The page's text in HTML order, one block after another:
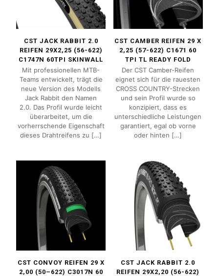
CST JACK RABBIT 2.0
REIFEN 29X2,25 (56-622)
C1747N 60TPI SKINWALL
Mit professionellen MTB-
Teams entwickelt, trägt die
neue Version des Modells
Jack Rabbit den Namen
2.0. Das Profil wurde leicht
überarbeitet, um die
vorherrschende Eigenschaft
dieses Drahtreifens zu […]
CST CAMBER REIFEN 29 X
2,25 (57-622) C1671 60
TPI TL READY FOLD
Der CST Camber-Reifen
eignet sich für die rauesten
CROSS COUNTRY-Strecken
und sein Profil wurde so
konzipiert, dass es
unterschiedliche Leistungen
garantiert, egal ob vorne
oder hinten […]
CST CONVOY REIFEN 29 X
2,00 (50–622) C3017N 60
CST JACK RABBIT 2.0
REIFEN 29X2,20 (56-622)